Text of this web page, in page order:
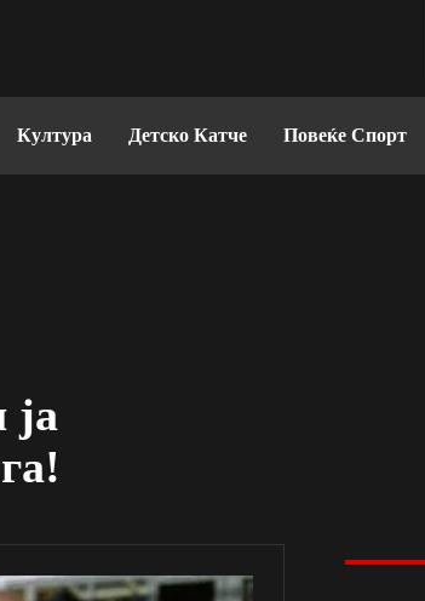
Култура Детско Катче Повеќе Спорт